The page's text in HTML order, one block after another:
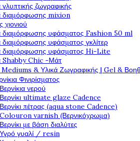
ζωγραφικής
διαμόρφωσης mixion
χιονιού
υφάσματος Fashion 50 ml
υφάσματος γκλίτερ
διαμόρφωσης υφάσματος Hi-Lite
Shabby Chic -Μάτ
& Υλικά Ζωγραφικής | Gel &
Φινιρίσματος
Βερνίκια νερού
Βερνίκι ultimate glaze Cadence
Βερνίκι πέτρας (aqua stone Cadence)
Colouron varnish (Βερνικόχρωμα)
Βερνίκι με βάση διαλύτες
Υγρό γυαλί / resin